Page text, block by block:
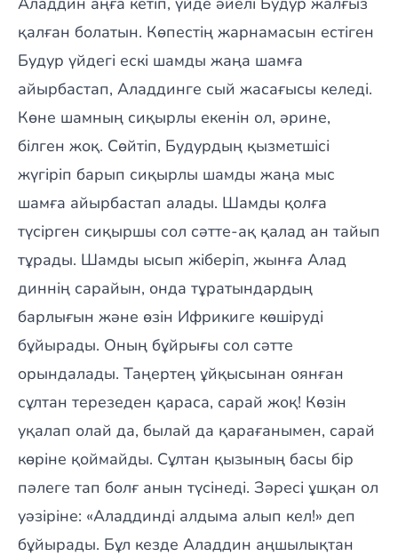
қалған болатын. Көпестің жарнамасын естіген
Будур үйдегі ескі шамды жаңа шамға
айырбастап, Аладдинге сый жасағысы келеді.
Көне шамның сиқырлы екенін ол, әрине,
білген жоқ. Сөйтіп, Будурдың қызметшісі
жүгіріп барып сиқырлы шамды жаңа мыс
шамға айырбастап алады. Шамды қолға
түсірген сиқыршы сол сәтте-ақ қалад ан тайып
тұрады. Шамды ысып жіберіп, жынға Алад
диннің сарайын, онда тұратындардың
барлығын және өзін Ифрикиге көшіруді
бұйырады. Оның бұйрығы сол сәтте
орындалады. Таңертең ұйқысынан оянған
сұлтан терезеден қараса, сарай жоқ! Көзін
уқалап олай да, былай да қарағанымен, сарай
көріне қоймайды. Сұлтан қызының басы бір
пәлеге тап болғ анын түсінеді. Зәресі ұшқан ол
уәзіріне: «Аладдинді алдыма алып кел!» деп
бұйырады. Бұл кезде Аладдин аңшылықтан